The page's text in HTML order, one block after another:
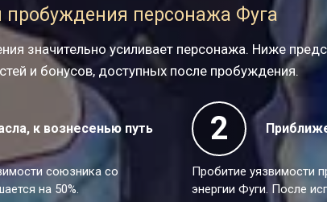
персонажа Фуга
значительно усиливает персонажа. Ниже
и бонусов, доступных после пробуждения.
к вознесенью путь
союзника со
на 50%.
2
Пробитие уязвимости
энергии Фуги. После